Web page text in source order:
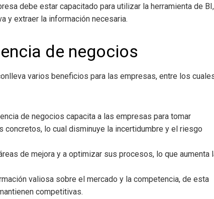
debe estar capacitado para utilizar la herramienta de
y extraer la información necesaria.
de negocios
varios beneficios para las empresas, entre los
de negocios capacita a las empresas para tomar
lo cual disminuye la incertidumbre y el riesgo
de mejora y a optimizar sus procesos, lo que aumenta
valiosa sobre el mercado y la competencia, de esta
competitivas.